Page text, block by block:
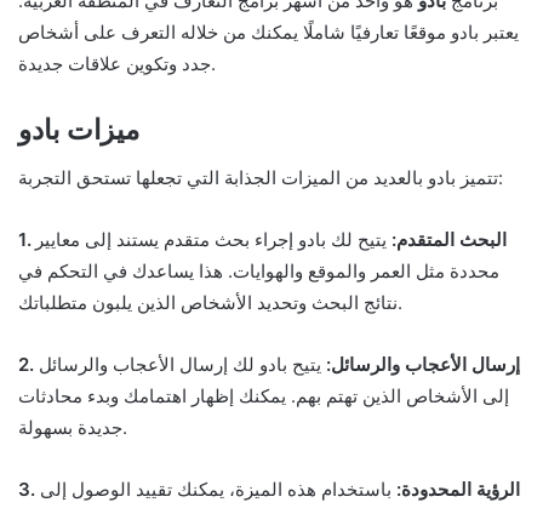
يعتبر بادو موقعًا تعارفيًا شاملًا يمكنك من خلاله التعرف على أشخاص
جدد وتكوين علاقات جديدة.
ميزات بادو
تتميز بادو بالعديد من الميزات الجذابة التي تجعلها تستحق التجربة:
1. البحث المتقدم: يتيح لك بادو إجراء بحث متقدم يستند إلى معايير
محددة مثل العمر والموقع والهوايات. هذا يساعدك في التحكم في
نتائج البحث وتحديد الأشخاص الذين يلبون متطلباتك.
2. إرسال الأعجاب والرسائل: يتيح بادو لك إرسال الأعجاب والرسائل
إلى الأشخاص الذين تهتم بهم. يمكنك إظهار اهتمامك وبدء محادثات
جديدة بسهولة.
3. الرؤية المحدودة: باستخدام هذه الميزة، يمكنك تقييد الوصول إلى